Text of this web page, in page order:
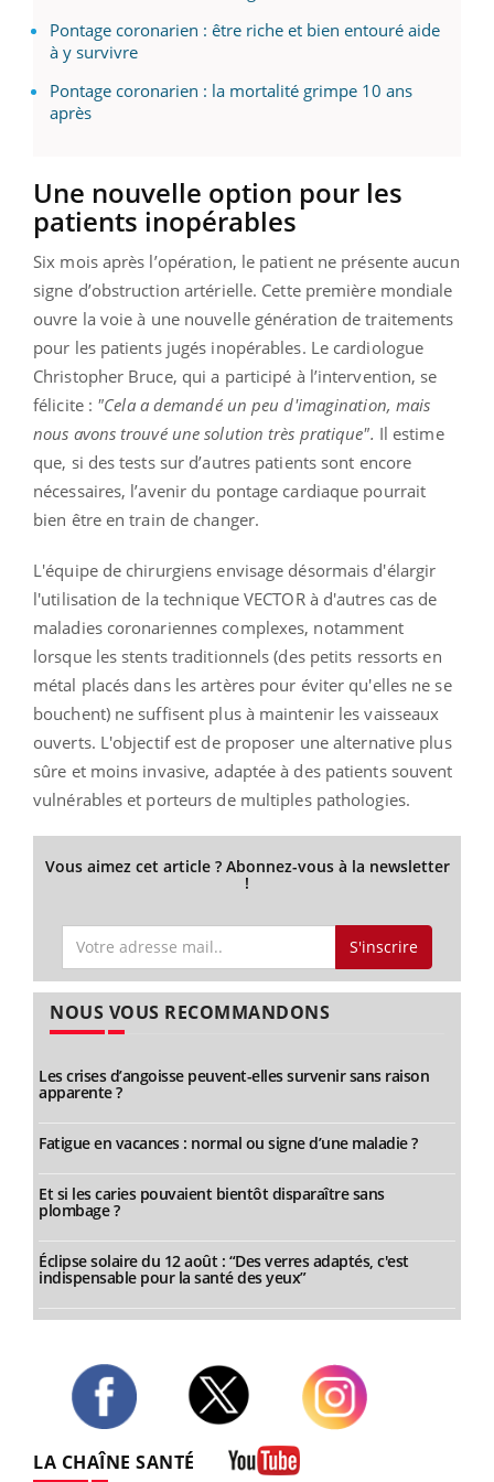
Pontage coronarien : être riche et bien entouré aide
à y survivre
Pontage coronarien : la mortalité grimpe 10 ans
après
Une nouvelle option pour les
patients inopérables
Six mois après l’opération, le patient ne présente aucun
signe d’obstruction artérielle. Cette première mondiale
ouvre la voie à une nouvelle génération de traitements
pour les patients jugés inopérables. Le cardiologue
Christopher Bruce, qui a participé à l’intervention, se
félicite : "Cela a demandé un peu d'imagination, mais
nous avons trouvé une solution très pratique". Il estime
que, si des tests sur d’autres patients sont encore
nécessaires, l’avenir du pontage cardiaque pourrait
bien être en train de changer.
L'équipe de chirurgiens envisage désormais d'élargir
l'utilisation de la technique VECTOR à d'autres cas de
maladies coronariennes complexes, notamment
lorsque les stents traditionnels (des petits ressorts en
métal placés dans les artères pour éviter qu'elles ne se
bouchent) ne suffisent plus à maintenir les vaisseaux
ouverts. L'objectif est de proposer une alternative plus
sûre et moins invasive, adaptée à des patients souvent
vulnérables et porteurs de multiples pathologies.
Vous aimez cet article ? Abonnez-vous à la newsletter
!
S'inscrire
NOUS VOUS RECOMMANDONS
Les crises d’angoisse peuvent-elles survenir sans raison
apparente ?
Fatigue en vacances : normal ou signe d’une maladie ?
Et si les caries pouvaient bientôt disparaître sans
plombage ?
Éclipse solaire du 12 août : “Des verres adaptés, c'est
indispensable pour la santé des yeux”
LA CHAÎNE SANTÉ